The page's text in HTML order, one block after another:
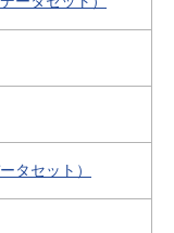
タセット）